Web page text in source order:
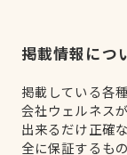
掲載情報につ
掲載している各
会社ウェルネス
出来るだけ正確
全に保証するも